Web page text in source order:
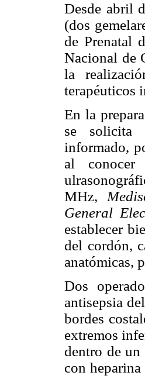
Desde abril
(dos
de Prenatal
Nacional de
la
terapéuticos
En la
se solicita
informado,
al conocer
MHz,
General
establecer
del cordón,
anatómicas,
Dos
antisepsia
bordes
extremos
dentro de un
con